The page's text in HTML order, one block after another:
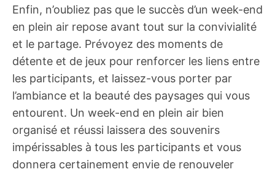
Enfin, n’oubliez pas que le succès d’un week-end
en plein air repose avant tout sur la convivialité
et le partage. Prévoyez des moments de
détente et de jeux pour renforcer les liens entre
les participants, et laissez-vous porter par
l’ambiance et la beauté des paysages qui vous
entourent. Un week-end en plein air bien
organisé et réussi laissera des souvenirs
impérissables à tous les participants et vous
donnera certainement envie de renouveler